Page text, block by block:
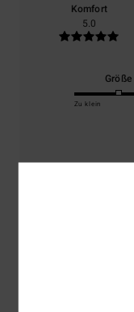
Komfort
5.0
Größe
Zu klein